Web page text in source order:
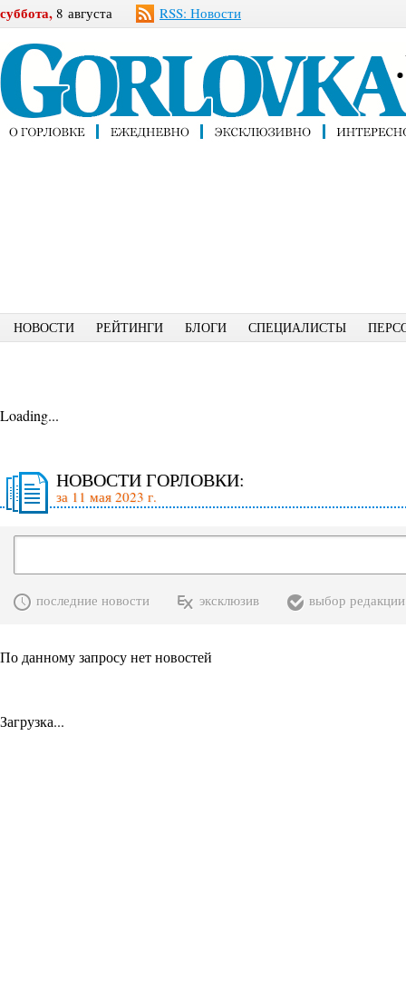
суббота, 8 августа RSS: Новости
НОВОСТИ РЕЙТИНГИ БЛОГИ СПЕЦИАЛИСТЫ
Loading...
НОВОСТИ ГОРЛОВКИ:
за 11 мая 2023 г.
последние новости эксклюзив выбор редакции
По данному запросу нет новостей
Загрузка...